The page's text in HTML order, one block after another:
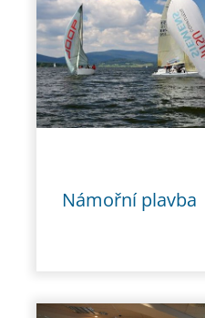
Námořní plavba